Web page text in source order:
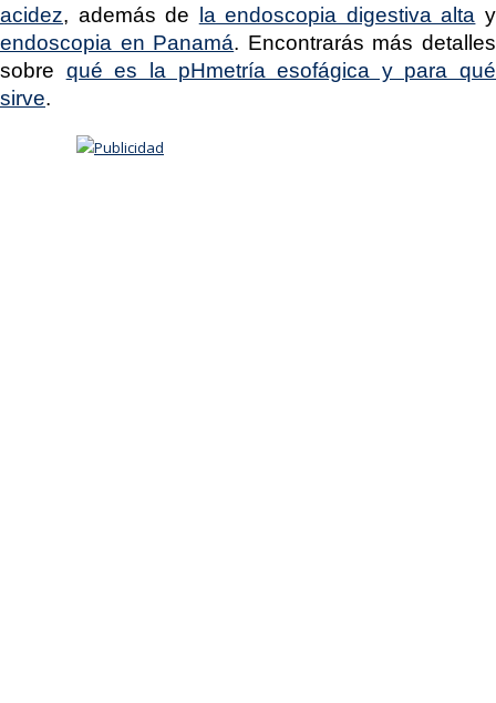
acidez, además de la endoscopia digestiva alta y
endoscopia en Panamá. Encontrarás más detalles
sobre qué es la pHmetría esofágica y para qué
sirve.